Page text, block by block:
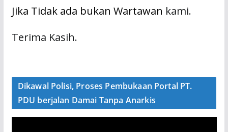
Jika Tidak ada bukan Wartawan kami.
Terima Kasih.
Dikawal Polisi, Proses Pembukaan Portal PT.
PDU berjalan Damai Tanpa Anarkis